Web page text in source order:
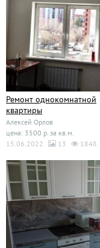
Ремонт однокомнатной
квартиры
Алексей Орлов
цена: 3500 р. за кв.м.
15.06.2022
13 1848